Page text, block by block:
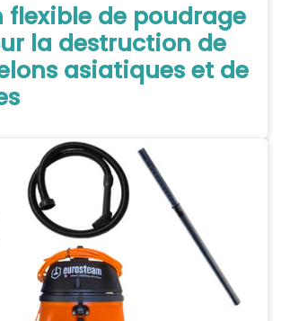
de poudrage
la destruction de
asiatiques et de